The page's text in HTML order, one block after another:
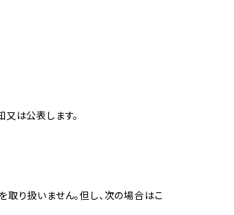
は公表します。
り扱いません。但し、次の場合はこ